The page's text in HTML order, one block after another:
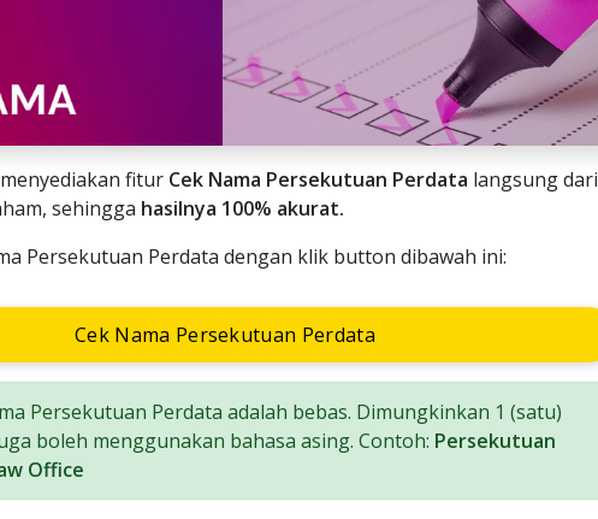
menyediakan fitur Cek Nama Persekutuan Perdata langsung dari
sehingga hasilnya 100% akurat.
Persekutuan Perdata dengan klik button dibawah ini:
Cek Nama Persekutuan Perdata
Persekutuan Perdata adalah bebas. Dimungkinkan 1 (satu)
boleh menggunakan bahasa asing. Contoh: Persekutuan
Office